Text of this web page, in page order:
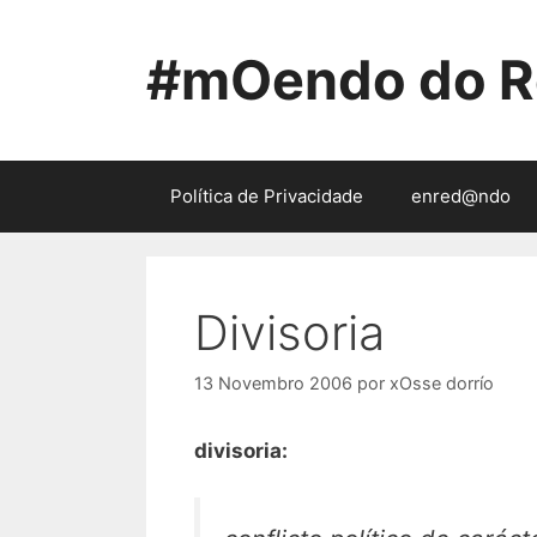
#mOendo do
Política de Privacidade enred@ndo
Divisoria
13 Novembro 2006 por xOsse dorrío
divisoria: